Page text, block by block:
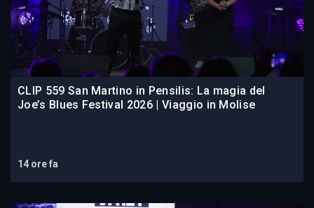
CLIP 559 San Martino in Pensilis: La magia del
Joe’s Blues Festival 2026 | Viaggio in Molise
14 ore fa